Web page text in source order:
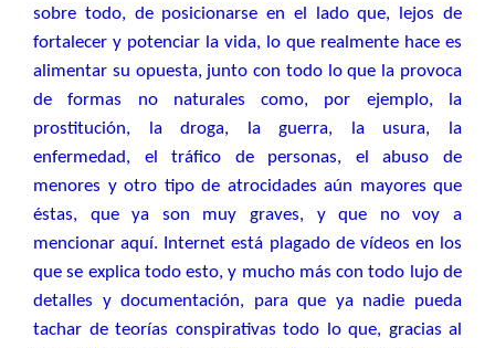
sobre todo, de posicionarse en el lado que, lejos de
fortalecer y potenciar la vida, lo que realmente hace es
alimentar su opuesta, junto con todo lo que la provoca
de formas no naturales como, por ejemplo, la
prostitución, la droga, la guerra, la usura, la
enfermedad, el tráfico de personas, el abuso de
menores y otro tipo de atrocidades aún mayores que
éstas, que ya son muy graves, y que no voy a
mencionar aquí. Internet está plagado de vídeos en los
que se explica todo esto, y mucho más con todo lujo de
detalles y documentación, para que ya nadie pueda
tachar de teorías conspirativas todo lo que, gracias al